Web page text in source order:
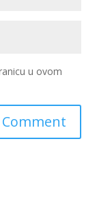
u ovom